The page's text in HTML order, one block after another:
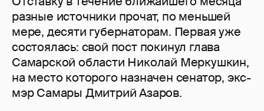
разные источники прочат, по меньшей
мере, десяти губернаторам. Первая уже
состоялась: свой пост покинул глава
Самарской области Николай Меркушкин,
на место которого назначен сенатор, экс-
мэр Самары Дмитрий Азаров.